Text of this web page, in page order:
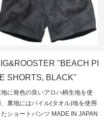
"BEACH PI
SHORTS, BLACK"
に発色の良いアロハ柄生地を使
、裏地にはパイル(タオル)地を使用
たショートパンツ MADE IN JAPAN